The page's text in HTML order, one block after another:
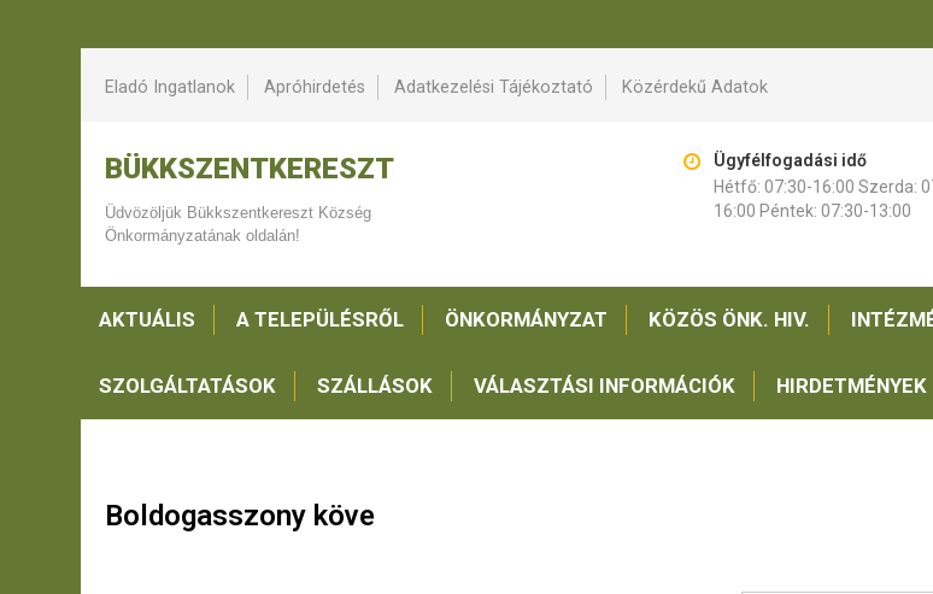
Eladó Ingatlanok Apróhirdetés Adatkezelési Tájékoztató Közérdekű Adatok
BÜKKSZENTKERESZT
Üdvözöljük Bükkszentkereszt Község
Önkormányzatának oldalán!
Ügyfélfogadási idő
Hétfő: 07:30-16:00 Szerda:
16:00 Péntek: 07:30-13:00
AKTUÁLIS A TELEPÜLÉSRŐL ÖNKORMÁNYZAT KÖZÖS ÖNK. HIV.
SZOLGÁLTATÁSOK SZÁLLÁSOK VÁLASZTÁSI INFORMÁCIÓK HIRDETMÉNYEK
Boldogasszony köve